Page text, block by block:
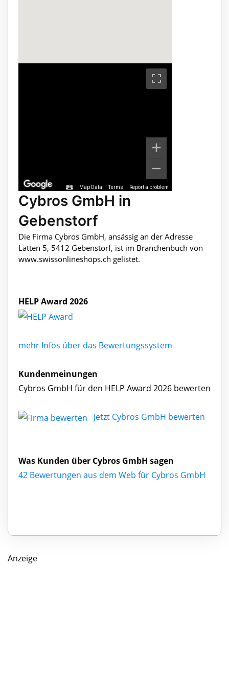
Map Data Terms Report a problem
Cybros GmbH in
Gebenstorf
Die Firma Cybros GmbH, ansässig an der Adresse
Lätten 5, 5412 Gebenstorf, ist im Branchenbuch von
www.swissonlineshops.ch gelistet.
HELP Award 2026
mehr Infos über das Bewertungssystem
Kundenmeinungen
Cybros GmbH für den HELP Award 2026 bewerten
Jetzt Cybros GmbH bewerten
Was Kunden über Cybros GmbH sagen
42 Bewertungen aus dem Web für Cybros GmbH
Anzeige